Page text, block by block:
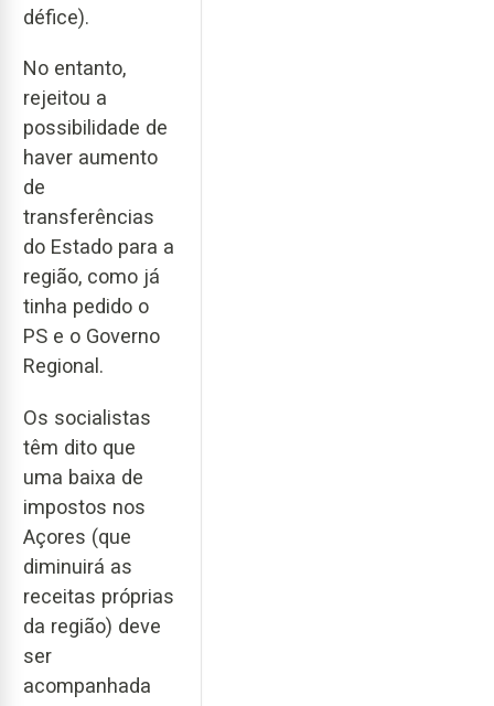
défice).
No entanto,
rejeitou a
possibilidade de
haver aumento
de
transferências
do Estado para a
região, como já
tinha pedido o
PS e o Governo
Regional.
Os socialistas
têm dito que
uma baixa de
impostos nos
Açores (que
diminuirá as
receitas próprias
da região) deve
ser
acompanhada